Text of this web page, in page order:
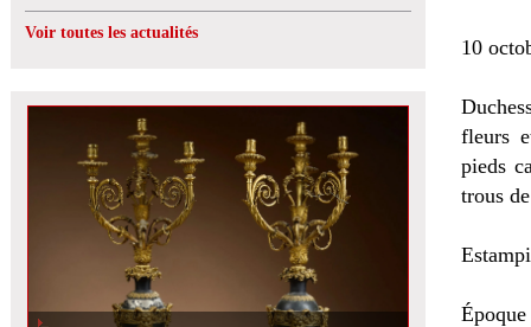
Voir toutes les actualités
10
fleurs
pieds
trous